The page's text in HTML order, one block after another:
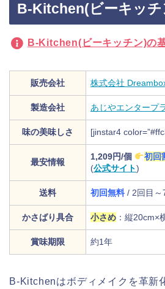
B-Kitchen(ビーキッチ
B-Kitchen(ビーキッチン)の
販売会社 株式会社
製造会社 あじやエンタープ
味の美味しさ [jinstar4
最安情報
1,209円/個
初回
(公式サイト)
送料 初回無料/ 2回目～
かさばり具合 小さめ ：縦20cm×
賞味期限 約1年
B-Kitchenはボディメイクを革新